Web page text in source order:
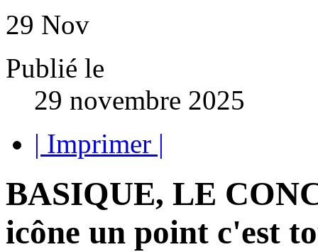
29 Nov
Publié le
29 novembre 2025
| Imprimer |
BASIQUE, LE
icône un point c'est